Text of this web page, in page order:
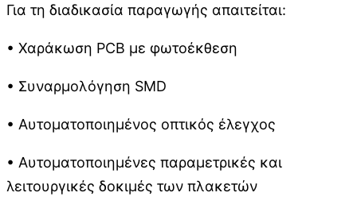
Για τη διαδικασία παραγωγής απαιτείται:
• Χαράκωση PCB με φωτοέκθεση
• Συναρμολόγηση SMD
• Αυτοματοποιημένος οπτικός έλεγχος
• Αυτοματοποιημένες παραμετρικές και
λειτουργικές δοκιμές των πλακετών